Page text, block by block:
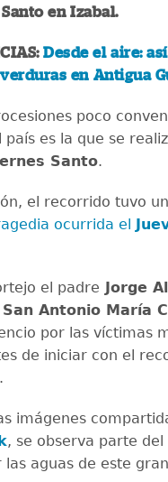
en Izabal.
Desde el aire:
en Antigua
poco
país es la que se
Santo.
el recorrido tuvo
ocurrida el
el padre Jorge
San Antonio María
por las víctimas
de iniciar con el
imágenes
, se observa parte
aguas de este